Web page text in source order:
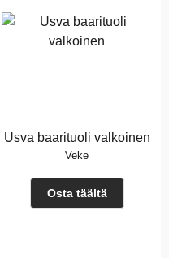
Usva baarituoli valkoinen
Veke
Osta täältä